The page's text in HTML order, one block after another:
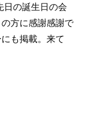
日の誕生日の会
方に感謝感謝で
も掲載。来て